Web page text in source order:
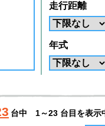
走行距離
年式
台中
1～23 台目を表示